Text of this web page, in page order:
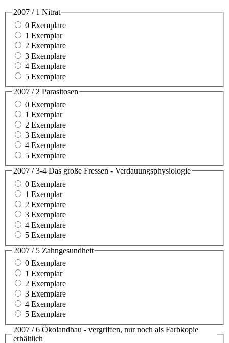
2007 / 1 Nitrat
0 Exemplare
1 Exemplar
2 Exemplare
3 Exemplare
4 Exemplare
5 Exemplare
2007 / 2 Parasitosen
0 Exemplare
1 Exemplar
2 Exemplare
3 Exemplare
4 Exemplare
5 Exemplare
2007 / 3-4 Das große Fressen - Verdauungsphysiologie
0 Exemplare
1 Exemplar
2 Exemplare
3 Exemplare
4 Exemplare
5 Exemplare
2007 / 5 Zahngesundheit
0 Exemplare
1 Exemplar
2 Exemplare
3 Exemplare
4 Exemplare
5 Exemplare
2007 / 6 Ökolandbau - vergriffen, nur noch als Farbkopie
erhältlich